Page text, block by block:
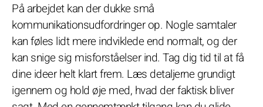
På arbejdet kan der dukke små
kommunikationsudfordringer op. Nogle samtaler
kan føles lidt mere indviklede end normalt, og der
kan snige sig misforståelser ind. Tag dig tid til at få
dine ideer helt klart frem. Læs detaljerne grundigt
igennem og hold øje med, hvad der faktisk bliver